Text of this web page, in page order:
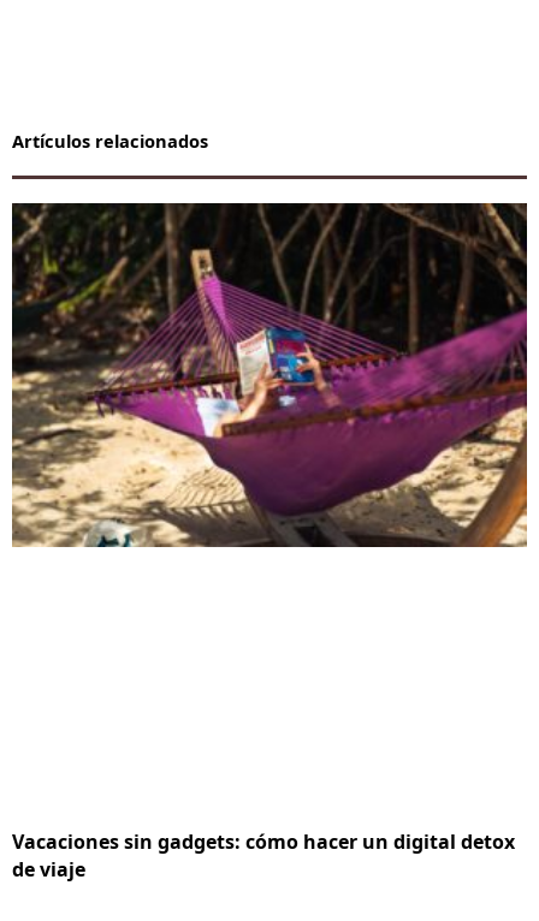
Artículos relacionados
Vacaciones sin gadgets: cómo hacer un digital detox
de viaje